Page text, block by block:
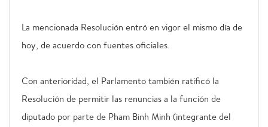
La mencionada Resolución entró en vigor el mismo día de
hoy, de acuerdo con fuentes oficiales.
Con anterioridad, el Parlamento también ratificó la
Resolución de permitir las renuncias a la función de
diputado por parte de Pham Binh Minh (integrante del